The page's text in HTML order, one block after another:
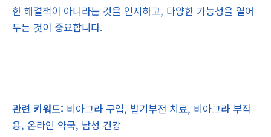
한 해결책이 아니라는 것을 인지하고, 다양한 가능성을 열어
두는 것이 중요합니다.
관련 키워드: 비아그라 구입, 발기부전 치료, 비아그라 부작
용, 온라인 약국, 남성 건강